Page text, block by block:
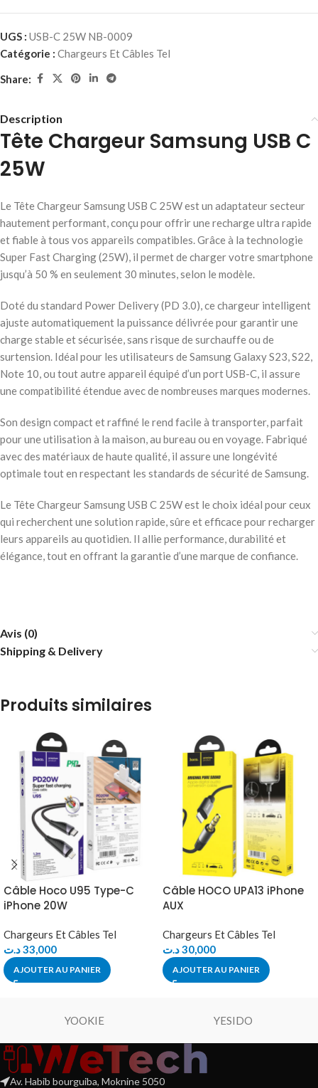
UGS : USB-C 25W NB-0009
Catégorie : Chargeurs Et Câbles Tel
Share:
Description
Tête Chargeur Samsung USB C
25W
Le Tête Chargeur Samsung USB C 25W est un adaptateur secteur
hautement performant, conçu pour offrir une recharge ultra rapide
et fiable à tous vos appareils compatibles. Grâce à la technologie
Super Fast Charging (25W), il permet de charger votre smartphone
jusqu’à 50 % en seulement 30 minutes, selon le modèle.
Doté du standard Power Delivery (PD 3.0), ce chargeur intelligent
ajuste automatiquement la puissance délivrée pour garantir une
charge stable et sécurisée, sans risque de surchauffe ou de
surtension. Idéal pour les utilisateurs de Samsung Galaxy S23, S22,
Note 10, ou tout autre appareil équipé d’un port USB-C, il assure
une compatibilité étendue avec de nombreuses marques modernes.
Son design compact et raffiné le rend facile à transporter, parfait
pour une utilisation à la maison, au bureau ou en voyage. Fabriqué
avec des matériaux de haute qualité, il assure une longévité
optimale tout en respectant les standards de sécurité de Samsung.
Le Tête Chargeur Samsung USB C 25W est le choix idéal pour ceux
qui recherchent une solution rapide, sûre et efficace pour recharger
leurs appareils au quotidien. Il allie performance, durabilité et
élégance, tout en offrant la garantie d’une marque de confiance.
Avis (0)
Shipping & Delivery
Produits similaires
Câble Hoco U95 Type-C
iPhone 20W
Chargeurs Et Câbles Tel
33,000د.ت
AJOUTER AU PANIER
Câble HOCO UPA13 iPhone
AUX
Chargeurs Et Câbles Tel
30,000د.ت
AJOUTER AU PANIER
YOOKIE YESIDO
Av. Habib bourguiba, Moknine 5050